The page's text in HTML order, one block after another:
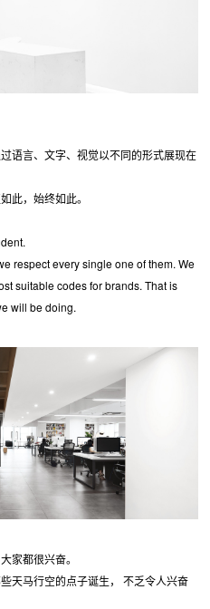
语言、文字、视觉以不同的形式展现在
此，始终如此。
respect every single one of them. We
suitable codes for brands. That is
will be doing.
家都很兴奋。
天马行空的点子诞生， 不乏令人兴奋